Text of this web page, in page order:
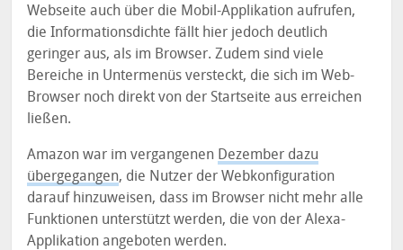
Webseite auch über die Mobil-Applikation aufrufen,
die Informationsdichte fällt hier jedoch deutlich
geringer aus, als im Browser. Zudem sind viele
Bereiche in Untermenüs versteckt, die sich im Web-
Browser noch direkt von der Startseite aus erreichen
ließen.
Amazon war im vergangenen Dezember dazu
übergegangen, die Nutzer der Webkonfiguration
darauf hinzuweisen, dass im Browser nicht mehr alle
Funktionen unterstützt werden, die von der Alexa-
Applikation angeboten werden.